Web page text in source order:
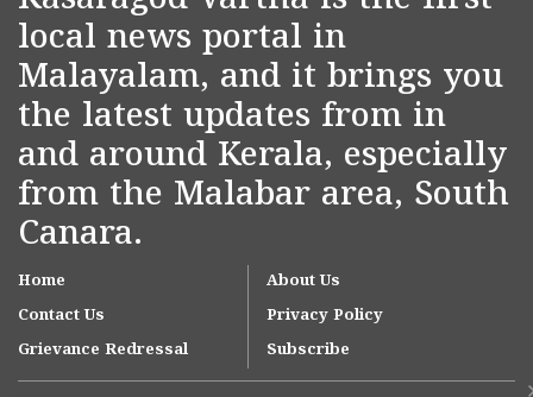
local news portal in
Malayalam, and it brings you
the latest updates from in
and around Kerala, especially
from the Malabar area, South
Canara.
Home
About Us
Contact Us
Privacy Policy
Grievance Redressal
Subscribe